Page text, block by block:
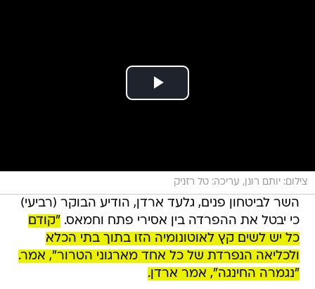
צילום: יותם רונן, עריכה: טל רזניק
השר לביטחון פנים, גלעד ארדן, הודיע הבוקר (רביעי)
כי יבטל את ההפרדה בין אסירי פתח וחמאס. "קודם
כל יש לשים קץ לאוטונומיה הזו בתוך בתי הכלא
ולכליאה הנפרדת של כל אחד מארגוני הטרור", אמר.
"נגמרה החינגה", אמר ארדן.